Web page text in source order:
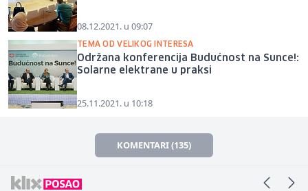
08.12.2021. u 09:07
TEMA OD VELIKOG INTERESA
Održana konferencija Budućnost na Sunce!:
Solarne elektrane u praksi
25.11.2021. u 10:18
KOMENTARI (135)